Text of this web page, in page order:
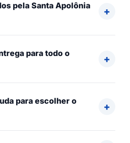
pela Santa Apolônia
para todo o
para escolher o